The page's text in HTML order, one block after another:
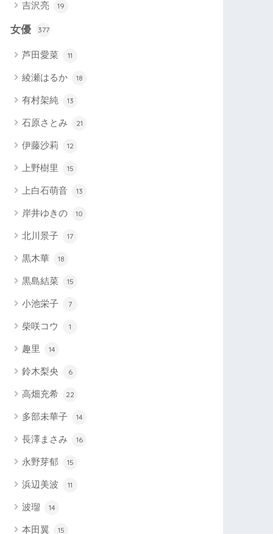
吉沢亮 19
女優 377
芦田愛菜 11
綾瀬はるか 18
有村架純 13
石原さとみ 21
伊藤沙莉 12
上野樹里 15
上白石萌音 13
岸井ゆきの 10
北川景子 17
黒木華 18
黒島結菜 15
小池栄子 7
柴咲コウ 1
趣里 14
鈴木梨央 6
高畑充希 22
多部未華子 14
長澤まさみ 16
永野芽郁 15
浜辺美波 11
波瑠 14
本田翼 15